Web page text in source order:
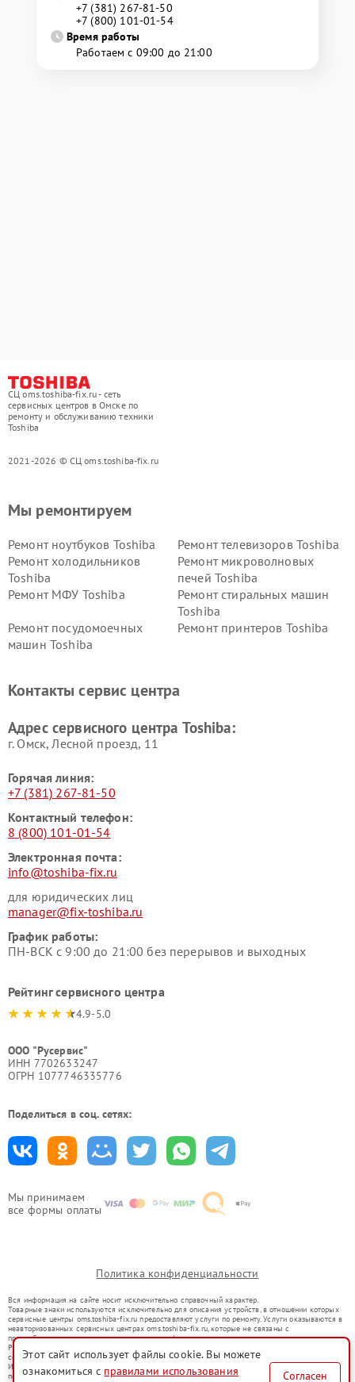
+7 (381) 267-81-50
+7 (800) 101-01-54
Время работы
Работаем с 09:00 до 21:00
СЦ oms.toshiba-fix.ru - сеть
сервисных центров в Омске по
ремонту и обслуживанию техники
Toshiba
2021-2026 © СЦ oms.toshiba-fix.ru
Мы принимаем
все формы оплаты
Мы ремонтируем
Ремонт ноутбуков Toshiba
Ремонт телевизоров Toshiba
Ремонт холодильников
Toshiba
Ремонт микроволновых
печей Toshiba
Ремонт МФУ Toshiba
Ремонт стиральных машин
Toshiba
Ремонт посудомоечных
машин Toshiba
Ремонт принтеров Toshiba
Контакты сервис центра
Адрес сервисного центра Toshiba:
г. Омск, ​Лесной проезд, 11
Горячая линия:
+7 (381) 267-81-50
Контактный телефон:
8 (800) 101-01-54
Электронная почта:
info@toshiba-fix.ru
для юридических лиц
manager@fix-toshiba.ru
График работы:
ПН-ВСК с 9:00 до 21:00 без перерывов и выходных
Рейтинг сервисного центра
4.9-5.0
ООО "Русервис"
ИНН 7702633247
ОГРН 1077746335776
Поделиться в соц. сетях:
Политика конфиденциальности
Вся информация на сайте носит исключительно справочный характер.
Товарные знаки используются исключительно для описания устройств, в отношении которых
сервисные центры oms.toshiba-fix.ru предоставляют услуги по ремонту. Услуги оказываются в
неавторизованных сервисных центрах oms.toshiba-fix.ru, которые не связаны с
правообладателями товарных знаков или их официальными представителями.
Ремонт осуществляется для устройств, уже введенных в гражданский оборот в соответствии
со статьей 1487 ГК РФ.
Использование товарных знаков не преследует цели индивидуализации услуг или введения
потребителей в заблуждение, а служит для информирования о предоставляемых услугах по
Этот сайт использует файлы cookie. Вы можете
ознакомиться с правилами использования
Согласен